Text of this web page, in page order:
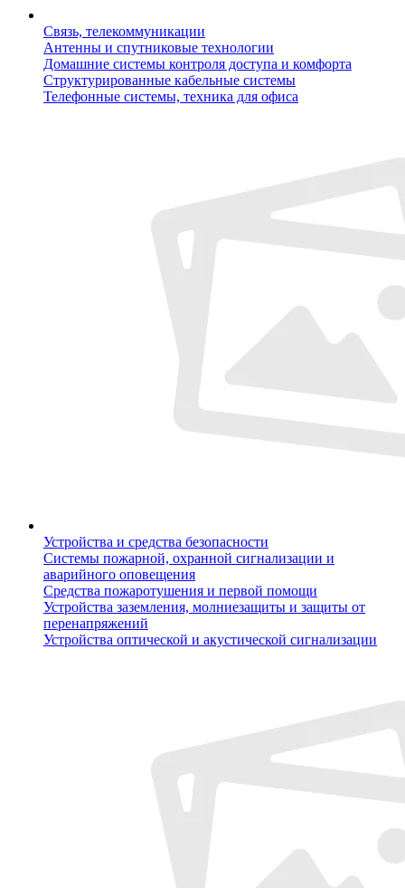
Связь, телекоммуникации
Антенны и спутниковые технологии
Домашние системы контроля доступа и комфорта
Структурированные кабельные системы
Телефонные системы, техника для офиса
Устройства и средства безопасности
Системы пожарной, охранной сигнализации и
аварийного оповещения
Средства пожаротушения и первой помощи
Устройства заземления, молниезащиты и защиты от
перенапряжений
Устройства оптической и акустической сигнализации